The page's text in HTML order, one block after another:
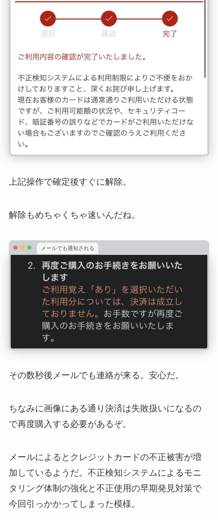
上記操作で確定後すぐに解除。
解除もめちゃくちゃ速いんだね。
メールでも通知される
その数秒後メールでも連絡が来る。安心だ。
ちなみに画像にある通り決済は失敗扱いになるの
で再度購入する必要があるぞ。
メールによるとクレジットカードの不正被害が増
加しているようだ。不正検知システムによるモニ
タリング体制の強化と不正使用の早期発見対策で
今回引っかかってしまった模様。